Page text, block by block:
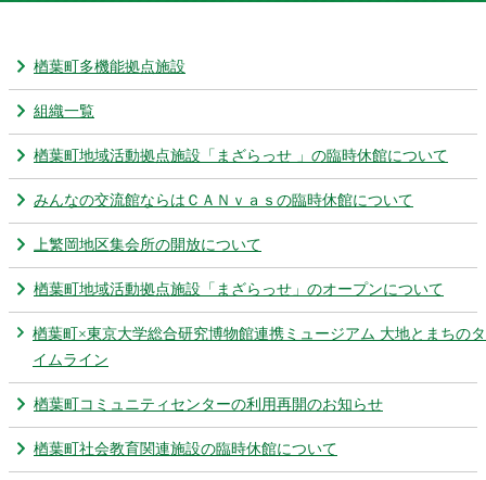
防災・安全
移住・定住
入札・契約 商工・労働 新産業
農林水産業 新規造成区画
楢葉町について 町長室
町役場・施設
楢葉町多機能拠点施設
組織一覧
楢葉町地域活動拠点施設「まざらっせ 」の臨時休館について
みんなの交流館ならはＣＡＮｖａｓの臨時休館について
上繁岡地区集会所の開放について
楢葉町地域活動拠点施設「まざらっせ」のオープンについて
楢葉町×東京大学総合研究博物館連携ミュージアム 大地とまちのタ
イムライン
楢葉町コミュニティセンターの利用再開のお知らせ
楢葉町社会教育関連施設の臨時休館について